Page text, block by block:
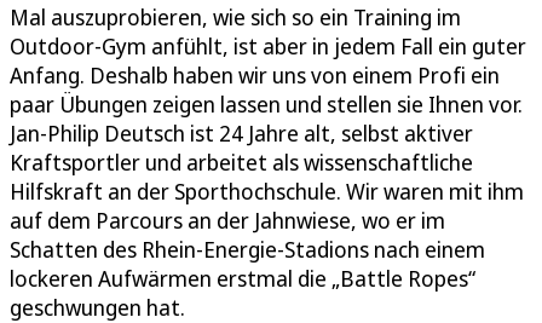
Mal auszuprobieren, wie sich so ein Training im
Outdoor-Gym anfühlt, ist aber in jedem Fall ein guter
Anfang. Deshalb haben wir uns von einem Profi ein
paar Übungen zeigen lassen und stellen sie Ihnen vor.
Jan-Philip Deutsch ist 24 Jahre alt, selbst aktiver
Kraftsportler und arbeitet als wissenschaftliche
Hilfskraft an der Sporthochschule. Wir waren mit ihm
auf dem Parcours an der Jahnwiese, wo er im
Schatten des Rhein-Energie-Stadions nach einem
lockeren Aufwärmen erstmal die „Battle Ropes“
geschwungen hat.